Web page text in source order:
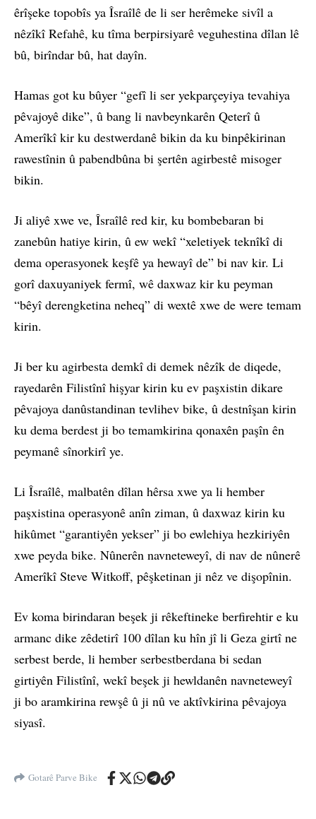
êrîşeke topobîs ya Îsraîlê de li ser herêmeke sivîl a
nêzîkî Refahê, ku tîma berpirsiyarê veguhestina dîlan lê
bû, birîndar bû, hat dayîn.
Hamas got ku bûyer “gefî li ser yekparçeyiya tevahiya
pêvajoyê dike”, û bang li navbeynkarên Qeterî û
Amerîkî kir ku destwerdanê bikin da ku binpêkirinan
rawestînin û pabendbûna bi şertên agirbestê misoger
bikin.
Ji aliyê xwe ve, Îsraîlê red kir, ku bombebaran bi
zanebûn hatiye kirin, û ew wekî “xeletiyek teknîkî di
dema operasyonek keşfê ya hewayî de” bi nav kir. Li
gorî daxuyaniyek fermî, wê daxwaz kir ku peyman
“bêyî derengketina neheq” di wextê xwe de were temam
kirin.
Ji ber ku agirbesta demkî di demek nêzîk de diqede,
rayedarên Filistînî hişyar kirin ku ev paşxistin dikare
pêvajoya danûstandinan tevlihev bike, û destnîşan kirin
ku dema berdest ji bo temamkirina qonaxên paşîn ên
peymanê sînorkirî ye.
Li Îsraîlê, malbatên dîlan hêrsa xwe ya li hember
paşxistina operasyonê anîn ziman, û daxwaz kirin ku
hikûmet “garantiyên yekser” ji bo ewlehiya hezkiriyên
xwe peyda bike. Nûnerên navneteweyî, di nav de nûnerê
Amerîkî Steve Witkoff, pêşketinan ji nêz ve dişopînin.
Ev koma birindaran beşek ji rêkeftineke berfirehtir e ku
armanc dike zêdetirî 100 dîlan ku hîn jî li Geza girtî ne
serbest berde, li hember serbestberdana bi sedan
girtiyên Filistînî, wekî beşek ji hewldanên navneteweyî
ji bo aramkirina rewşê û ji nû ve aktîvkirina pêvajoya
siyasî.
Gotarê Parve Bike